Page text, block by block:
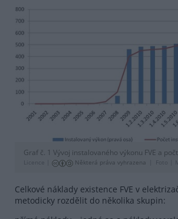
Graf č. 1 Vývoj instalovaného výkonu FVE a
Licence | Některá práva vyhrazena Foto |
Celkové náklady existence FVE v
metodicky rozdělit do několika skupin: